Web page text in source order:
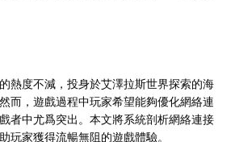
熱度不減，投身於艾澤拉斯世界探索的海
而，遊戲過程中玩家希望能夠優化網絡連
者中尤爲突出。本文將系統剖析網絡連接
玩家獲得流暢無阻的遊戲體驗。